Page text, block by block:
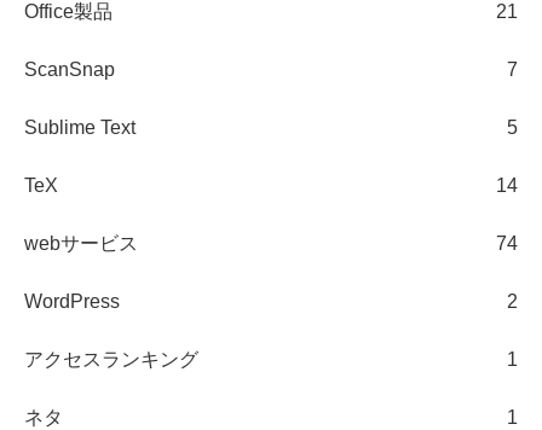
Office製品 21
ScanSnap 7
Sublime Text 5
TeX 14
webサービス 74
WordPress 2
アクセスランキング 1
ネタ 1